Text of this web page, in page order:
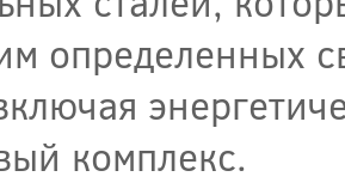
определенных
комплекс.